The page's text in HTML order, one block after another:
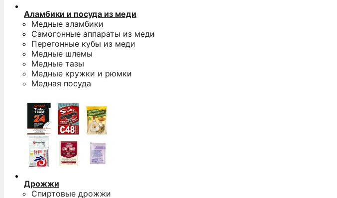
Аламбики и посуда из меди
Медные аламбики
Самогонные аппараты из меди
Перегонные кубы из меди
Медные шлемы
Медные тазы
Медные кружки и рюмки
Медная посуда
Дрожжи
Спиртовые дрожжи